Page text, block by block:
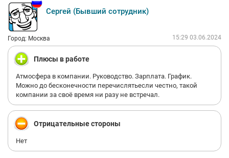
каким причинам отказ, предложили сами и первую и вторую
должность по моему резюме. Зря потраченное время и
неуважение к соискателю.
Не рекомендую. Скорее всего за красивым офисом
скрывается не самая лучшая жизнь, и все обещания
работодателя пыль в глаза.
Сергей (Бывший сотрудник)
Город: Москва 15:29 03.06.2024
Плюсы в работе
Атмосфера в компании. Руководство. Зарплата. График.
Можно до бесконечности перечислятьесли честно, такой
компании за своё время ни разу не встречал.
Отрицательные стороны
Нет